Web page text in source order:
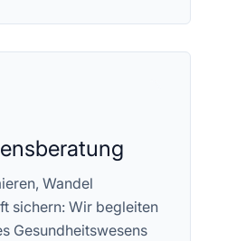
Wandel
sichern: Wir begleiten
Gesundheitswesens